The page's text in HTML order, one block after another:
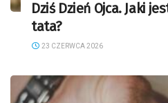
Dziś Dzień Ojca. Jaki
tata?
23 CZERWCA 2026